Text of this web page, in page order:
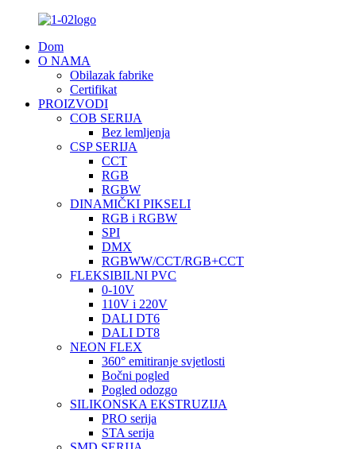
Dom
O NAMA
Obilazak fabrike
Certifikat
PROIZVODI
COB SERIJA
Bez lemljenja
CSP SERIJA
CCT
RGB
RGBW
DINAMIČKI PIKSELI
RGB i RGBW
SPI
DMX
RGBWW/CCT/RGB+CCT
FLEKSIBILNI PVC
0-10V
110V i 220V
DALI DT6
DALI DT8
NEON FLEX
360° emitiranje svjetlosti
Bočni pogled
Pogled odozgo
SILIKONSKA EKSTRUZIJA
PRO serija
STA serija